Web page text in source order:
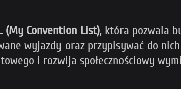
(My Convention List), która pozwala
wyjazdy oraz przypisywać do
i rozwija społecznościowy